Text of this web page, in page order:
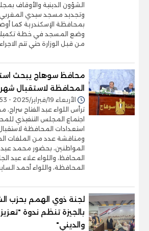
الشؤون الدينية والأوقاف
وتجديد مسجد سيدي المغربي
بمحافظة الإسكندرية كما
وضع المسجد في خطة تكميلية
من قبل الوزارة حتي تتم
محافظ سوهاج يبحث
المحافظة لاستقبال
الأربعاء 19/فبراير/2025 - 05:53 م
ترأس اللواء عبد الفتاح سراج،
اجتماع المجلس التنفيذي
استعدادات المحافظة
ومناقشة عدد من الملفات
المواطنين، بحضور محمد عبد
المحافظ، واللواء علاء عبد
المحافظة، واللواء أحمد
لجنة ذوي الهمم بحزب
بالجيزة تنظم ندوة
والديني"